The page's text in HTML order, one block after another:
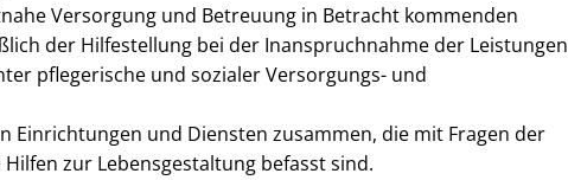
Versorgung und Betreuung in Betracht kommenden
der Hilfestellung bei der Inanspruchnahme der Leistungen
pflegerische und sozialer Versorgungs- und
Einrichtungen und Diensten zusammen, die mit Fragen der
zur Lebensgestaltung befasst sind.